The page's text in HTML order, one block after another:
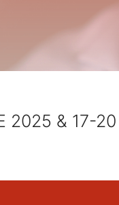
2025 & 17-